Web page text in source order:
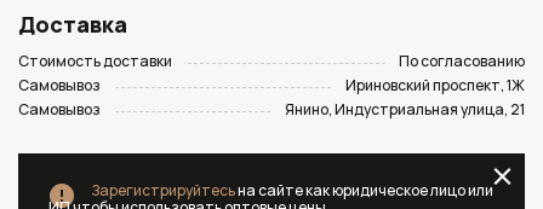
Доставка
Стоимость доставки
По согласованию
Самовывоз
Ириновский проспект, 1Ж
Самовывоз
Янино, Индустриальная улица, 21
Зарегистрируйтесьна сайте как юридическое лицо или